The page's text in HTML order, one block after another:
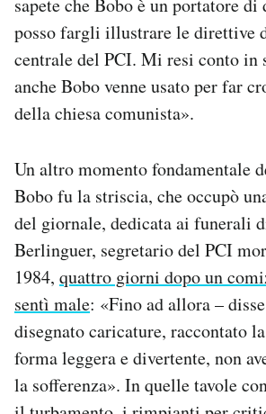
sapete che Bobo è un portatore
posso fargli illustrare le direttive
centrale del PCI. Mi resi conto in
anche Bobo venne usato per far
della chiesa comunista».
Un altro momento fondamentale
Bobo fu la striscia, che occupò
del giornale, dedicata ai funerali
Berlinguer, segretario del PCI
1984, quattro giorni dopo un
sentì male: «Fino ad allora –
disegnato caricature, raccontato
forma leggera e divertente, non
la sofferenza». In quelle tavole